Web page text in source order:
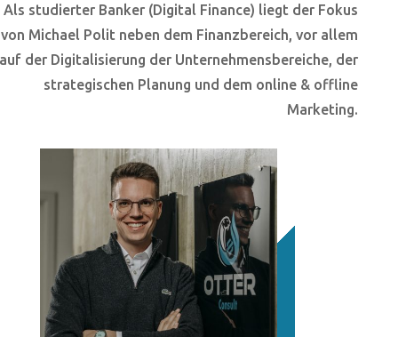
Als studierter Banker (Digital Finance) liegt der Fokus
von Michael Polit neben dem Finanzbereich, vor allem
auf der Digitalisierung der Unternehmensbereiche, der
strategischen Planung und dem online & offline
Marketing.